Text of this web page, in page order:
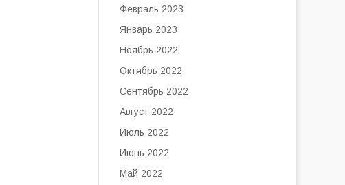
Февраль 2023
Январь 2023
Ноябрь 2022
Октябрь 2022
Сентябрь 2022
Август 2022
Июль 2022
Июнь 2022
Май 2022